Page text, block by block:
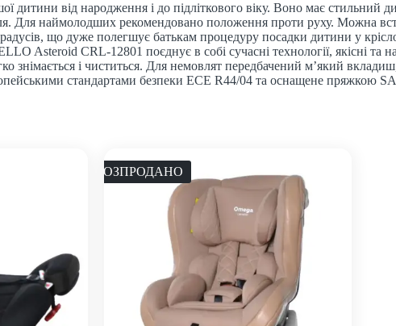
від народження і до підліткового віку. Воно має стильний
Для наймолодших рекомендовано положення проти руху. Можна
що дуже полегшує батькам процедуру посадки дитини у
Asteroid CRL-12801 поєднує в собі сучасні технології, якісні та
знімається і чиститься. Для немовлят передбачений м’який
стандартами безпеки ECE R44/04 та оснащене пряжкою
РОЗПРОДАНО